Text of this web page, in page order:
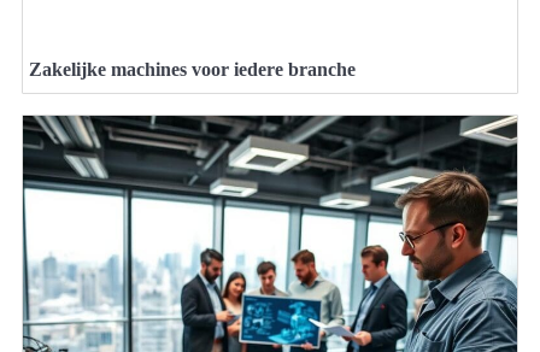
Zakelijke machines voor iedere branche